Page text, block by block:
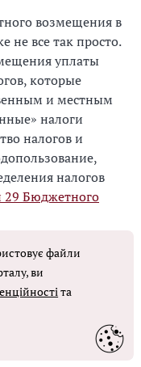
возмещения в
не все так просто.
уплаты
которые
и местным
налоги
налогов и
налогов
29 Бюджетного
НДС – это право, а
возмещения не
20.3
всем
который не
оставьте в
стр.
файли
ви
та